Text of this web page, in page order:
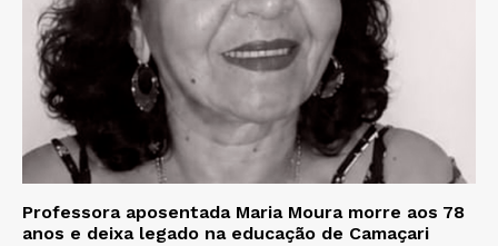
Professora aposentada Maria Moura morre aos 78
anos e deixa legado na educação de Camaçari